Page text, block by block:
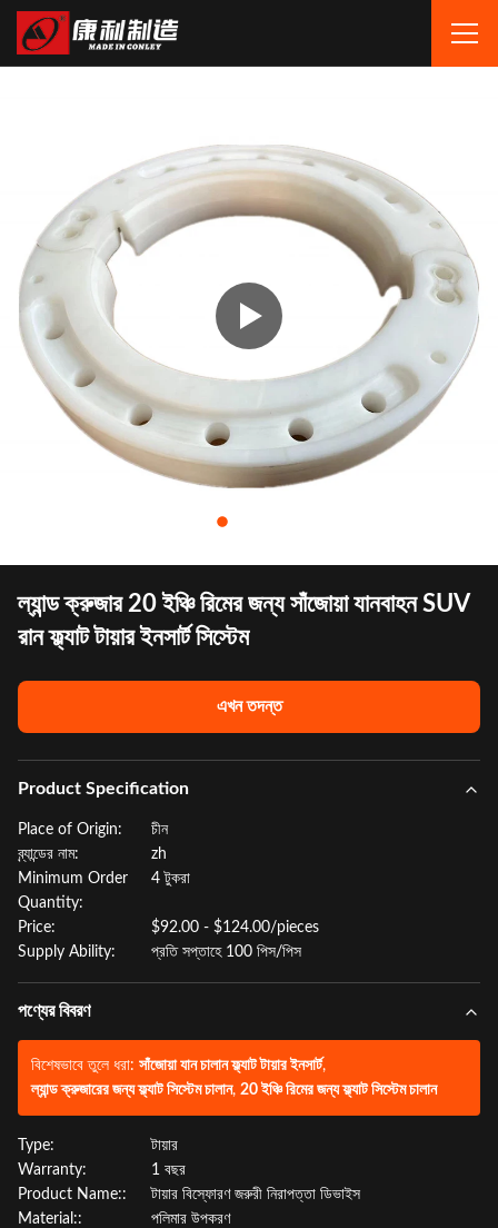
ল্যান্ড ক্রুজার 20 ইঞ্চি রিমের জন্য সাঁজোয়া যানবাহন SUV
রান ফ্ল্যাট টায়ার ইনসার্ট সিস্টেম
এখন তদন্ত
Product Specification
Place of Origin:
চীন
ব্র্যান্ডের নাম:
zh
Minimum Order
Quantity:
4 টুকরা
Price:
$92.00 - $124.00/pieces
Supply Ability:
প্রতি সপ্তাহে 100 পিস/পিস
পণ্যের বিবরণ
বিশেষভাবে তুলে ধরা: সাঁজোয়া যান চালান ফ্ল্যাট টায়ার ইনসার্ট,
ল্যান্ড ক্রুজারের জন্য ফ্ল্যাট সিস্টেম চালান, 20 ইঞ্চি রিমের জন্য ফ্ল্যাট সিস্টেম চালান
Type:
টায়ার
Warranty:
1 বছর
Product Name::
টায়ার বিস্ফোরণ জরুরী নিরাপত্তা ডিভাইস
Material::
পলিমার উপকরণ